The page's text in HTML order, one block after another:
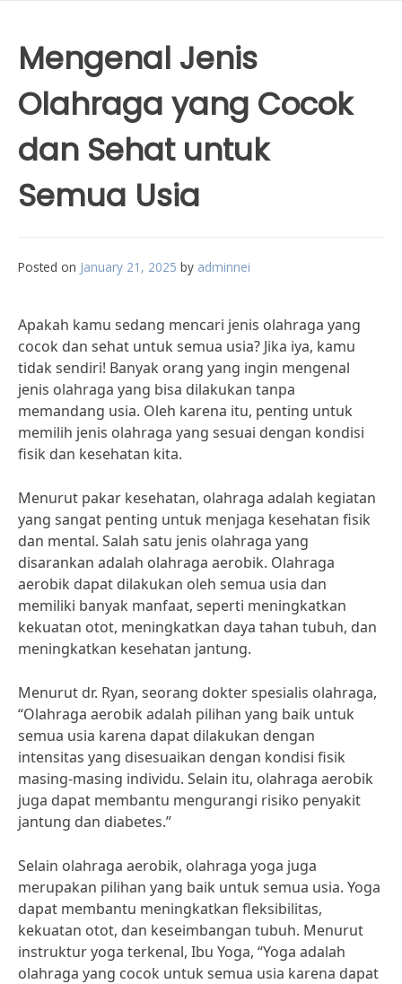
Mengenal Jenis
Olahraga yang Cocok
dan Sehat untuk
Semua Usia
Posted on January 21, 2025 by adminnei
Apakah kamu sedang mencari jenis olahraga yang
cocok dan sehat untuk semua usia? Jika iya, kamu
tidak sendiri! Banyak orang yang ingin mengenal
jenis olahraga yang bisa dilakukan tanpa
memandang usia. Oleh karena itu, penting untuk
memilih jenis olahraga yang sesuai dengan kondisi
fisik dan kesehatan kita.
Menurut pakar kesehatan, olahraga adalah kegiatan
yang sangat penting untuk menjaga kesehatan fisik
dan mental. Salah satu jenis olahraga yang
disarankan adalah olahraga aerobik. Olahraga
aerobik dapat dilakukan oleh semua usia dan
memiliki banyak manfaat, seperti meningkatkan
kekuatan otot, meningkatkan daya tahan tubuh, dan
meningkatkan kesehatan jantung.
Menurut dr. Ryan, seorang dokter spesialis olahraga,
“Olahraga aerobik adalah pilihan yang baik untuk
semua usia karena dapat dilakukan dengan
intensitas yang disesuaikan dengan kondisi fisik
masing-masing individu. Selain itu, olahraga aerobik
juga dapat membantu mengurangi risiko penyakit
jantung dan diabetes.”
Selain olahraga aerobik, olahraga yoga juga
merupakan pilihan yang baik untuk semua usia. Yoga
dapat membantu meningkatkan fleksibilitas,
kekuatan otot, dan keseimbangan tubuh. Menurut
instruktur yoga terkenal, Ibu Yoga, “Yoga adalah
olahraga yang cocok untuk semua usia karena dapat